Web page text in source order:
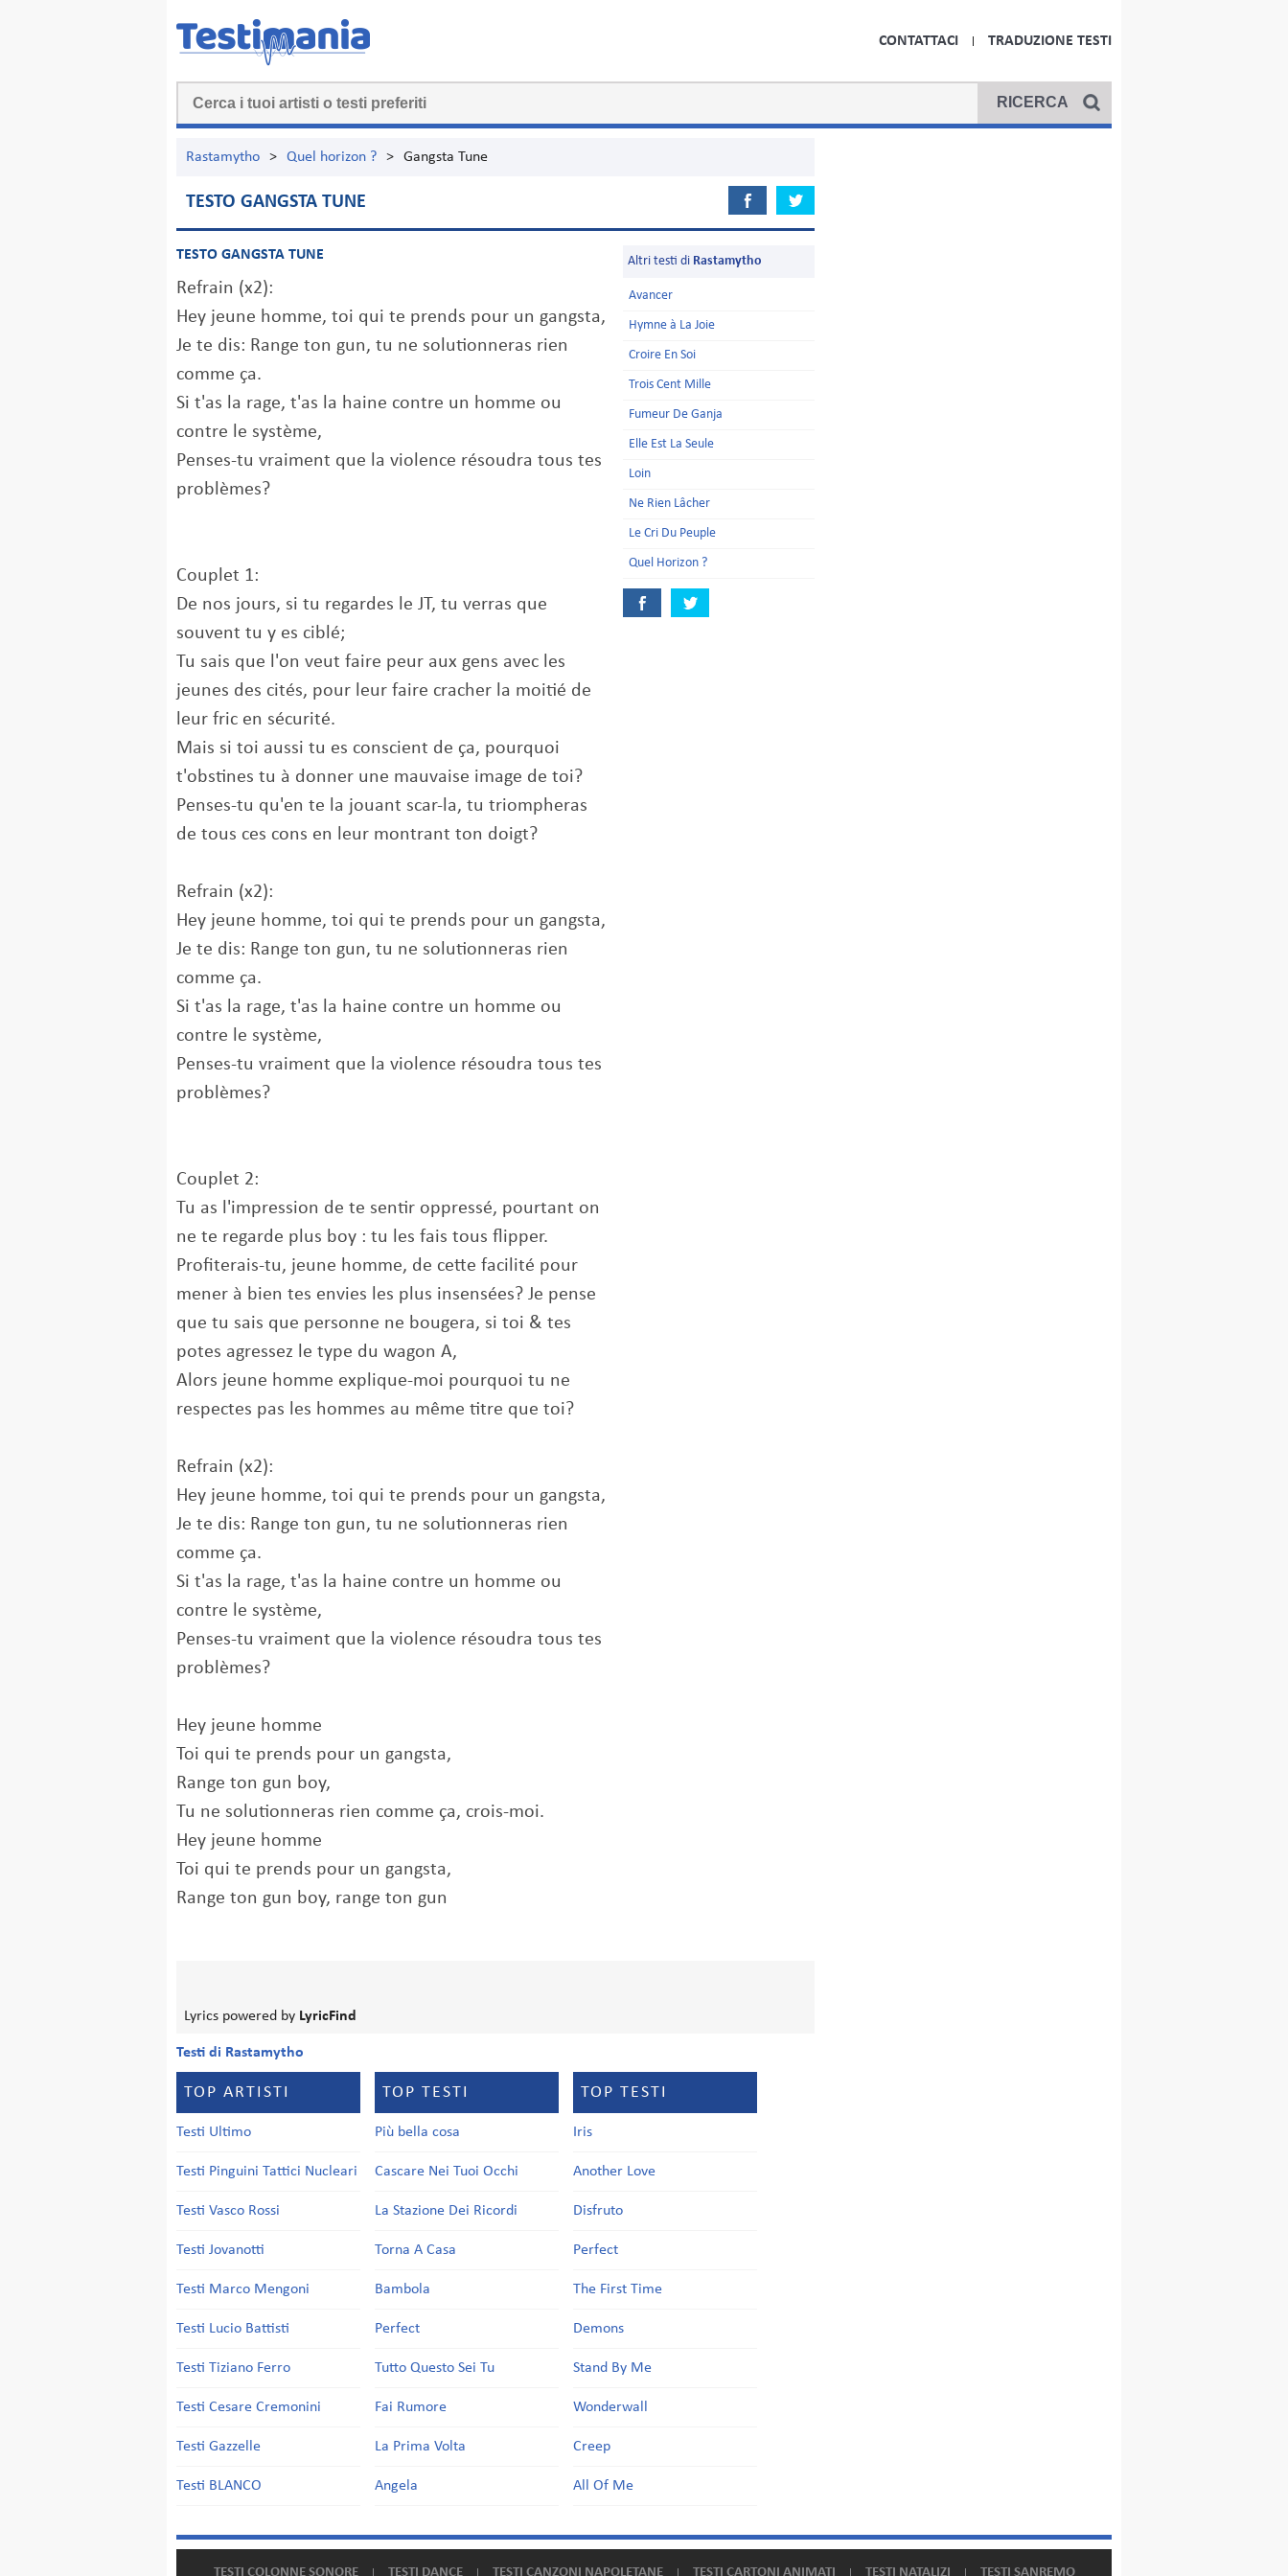
CONTATTACI TRADUZIONE TESTI
Rastamytho > Quel horizon ? > Gangsta Tune
TESTO GANGSTA TUNE
TESTO GANGSTA TUNE
Refrain (x2):
Hey jeune homme, toi qui te prends pour un gangsta,
Je te dis: Range ton gun, tu ne solutionneras rien
comme ça.
Si t'as la rage, t'as la haine contre un homme ou
contre le système,
Penses-tu vraiment que la violence résoudra tous tes
problèmes?
Couplet 1:
De nos jours, si tu regardes le JT, tu verras que
souvent tu y es ciblé;
Tu sais que l'on veut faire peur aux gens avec les
jeunes des cités, pour leur faire cracher la moitié de
leur fric en sécurité.
Mais si toi aussi tu es conscient de ça, pourquoi
t'obstines tu à donner une mauvaise image de toi?
Penses-tu qu'en te la jouant scar-la, tu triompheras
de tous ces cons en leur montrant ton doigt?
Refrain (x2):
Hey jeune homme, toi qui te prends pour un gangsta,
Je te dis: Range ton gun, tu ne solutionneras rien
comme ça.
Si t'as la rage, t'as la haine contre un homme ou
contre le système,
Penses-tu vraiment que la violence résoudra tous tes
problèmes?
Couplet 2:
Tu as l'impression de te sentir oppressé, pourtant on
ne te regarde plus boy : tu les fais tous flipper.
Profiterais-tu, jeune homme, de cette facilité pour
mener à bien tes envies les plus insensées? Je pense
que tu sais que personne ne bougera, si toi & tes
potes agressez le type du wagon A,
Alors jeune homme explique-moi pourquoi tu ne
respectes pas les hommes au même titre que toi?
Refrain (x2):
Hey jeune homme, toi qui te prends pour un gangsta,
Je te dis: Range ton gun, tu ne solutionneras rien
comme ça.
Si t'as la rage, t'as la haine contre un homme ou
contre le système,
Penses-tu vraiment que la violence résoudra tous tes
problèmes?
Hey jeune homme
Toi qui te prends pour un gangsta,
Range ton gun boy,
Tu ne solutionneras rien comme ça, crois-moi.
Hey jeune homme
Toi qui te prends pour un gangsta,
Range ton gun boy, range ton gun
Altri testi di Rastamytho
Avancer
Hymne à La Joie
Croire En Soi
Trois Cent Mille
Fumeur De Ganja
Elle Est La Seule
Loin
Ne Rien Lâcher
Le Cri Du Peuple
Quel Horizon ?
Lyrics powered by LyricFind
Testi di Rastamytho
TOP ARTISTI
Testi Ultimo
Testi Pinguini Tattici Nucleari
Testi Vasco Rossi
Testi Jovanotti
Testi Marco Mengoni
Testi Lucio Battisti
Testi Tiziano Ferro
Testi Cesare Cremonini
Testi Gazzelle
Testi BLANCO
TOP TESTI
Più bella cosa
Cascare Nei Tuoi Occhi
La Stazione Dei Ricordi
Torna A Casa
Bambola
Perfect
Tutto Questo Sei Tu
Fai Rumore
La Prima Volta
Angela
TOP TESTI
Iris
Another Love
Disfruto
Perfect
The First Time
Demons
Stand By Me
Wonderwall
Creep
All Of Me
TESTI COLONNE SONORE TESTI DANCE TESTI CANZONI NAPOLETANE TESTI CARTONI ANIMATI TESTI NATALIZI TESTI SANREMO